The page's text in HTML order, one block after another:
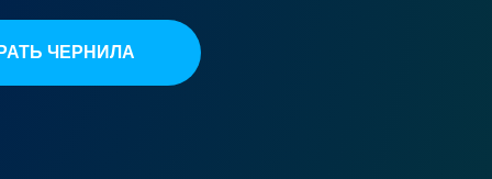
ЧЕРНИЛА